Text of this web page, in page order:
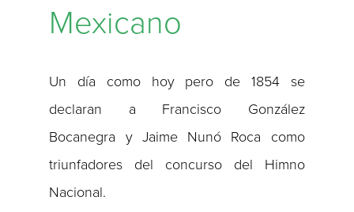
Mexicano
Un día como hoy pero de 1854 se
declaran a Francisco González
Bocanegra y Jaime Nunó Roca como
triunfadores del concurso del Himno
Nacional.